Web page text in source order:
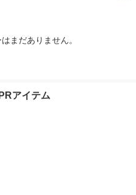
まだありません。
アイテム